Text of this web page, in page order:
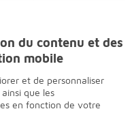
du contenu et des
mobile
et de personnaliser
que les
en fonction de votre